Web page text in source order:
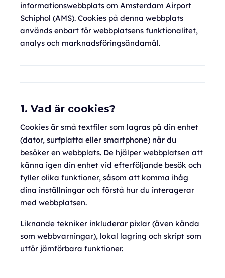
informationswebbplats om Amsterdam Airport
Schiphol (AMS). Cookies på denna webbplats
används enbart för webbplatsens funktionalitet,
analys och marknadsföringsändamål.
1. Vad är cookies?
Cookies är små textfiler som lagras på din enhet
(dator, surfplatta eller smartphone) när du
besöker en webbplats. De hjälper webbplatsen att
känna igen din enhet vid efterföljande besök och
fyller olika funktioner, såsom att komma ihåg
dina inställningar och förstå hur du interagerar
med webbplatsen.
Liknande tekniker inkluderar pixlar (även kända
som webbvarningar), lokal lagring och skript som
utför jämförbara funktioner.